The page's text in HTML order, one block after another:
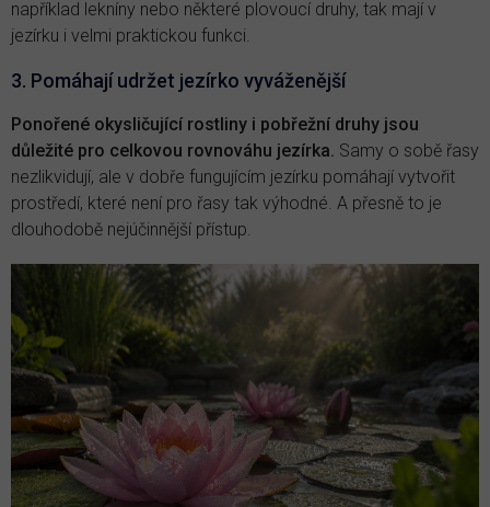
například lekníny nebo některé plovoucí druhy, tak mají v
jezírku i velmi praktickou funkci.
3. Pomáhají udržet jezírko vyváženější
Ponořené okysličující rostliny i pobřežní druhy jsou
důležité pro celkovou rovnováhu jezírka. Samy o sobě řasy
nezlikvidují, ale v dobře fungujícím jezírku pomáhají vytvořit
prostředí, které není pro řasy tak výhodné. A přesně to je
dlouhodobě nejúčinnější přístup.